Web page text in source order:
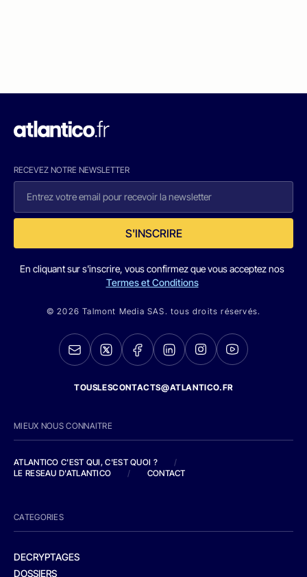
RECEVEZ NOTRE NEWSLETTER
S'INSCRIRE
En cliquant sur s'inscrire, vous confirmez que vous acceptez nos
Termes et Conditions
© 2026 Talmont Media SAS. tous droits réservés.
TOUSLESCONTACTS@ATLANTICO.FR
MIEUX NOUS CONNAITRE
ATLANTICO C'EST QUI, C'EST QUOI ?
/
LE RESEAU D'ATLANTICO
/ CONTACT
CATEGORIES
DECRYPTAGES
DOSSIERS